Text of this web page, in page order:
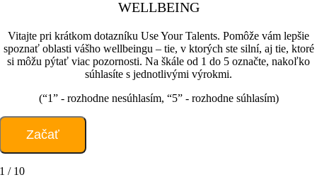
WELLBEING
Vitajte pri krátkom dotazníku Use Your Talents. Pomôže vám lepšie
spoznať oblasti vášho wellbeingu – tie, v ktorých ste silní, aj tie, ktoré
si môžu pýtať viac pozornosti. Na škále od 1 do 5 označte, nakoľko
súhlasíte s jednotlivými výrokmi.
(“1” - rozhodne nesúhlasím, “5” - rozhodne súhlasím)
1 / 10